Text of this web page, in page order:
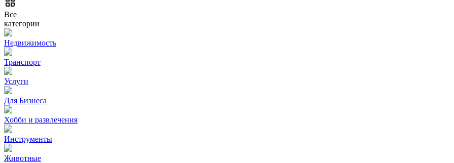
Все
категории
Недвижимость
Транспорт
Услуги
Для Бизнеса
Хобби и развлечения
Инструменты
Животные